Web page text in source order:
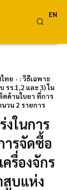
EN
ทย
: วิธีเฉพาะ
รร.1,2 และ 3) ใน
ด้านใบยา ที่การ
วน 2 รายการ
งในการ
ารจัดซื้อ
รื่องจักร
สูบแห่ง